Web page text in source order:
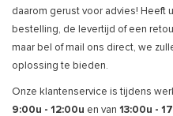
daarom gerust voor advies! Heeft
bestelling, de levertijd of een
maar bel of mail ons direct, we
oplossing te bieden.
Onze klantenservice is tijdens
9:00u - 12:00u en van 13:00u -